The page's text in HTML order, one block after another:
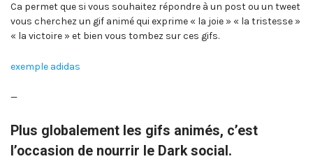
Ca permet que si vous souhaitez répondre à un post ou un tweet
vous cherchez un gif animé qui exprime « la joie » « la tristesse »
« la victoire » et bien vous tombez sur ces gifs.
exemple adidas
—
Plus globalement les gifs animés, c’est
l’occasion de nourrir le Dark social.